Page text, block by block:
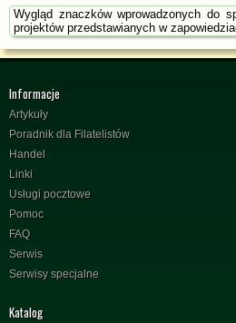
Wygląd znaczków wprowadzonych do
projektów przedstawianych w
Informacje
Artykuły
Poradnik dla Filatelistów
Handel
Linki
Usługi pocztowe
Pomoc
FAQ
Serwis
Serwisy specjalne
Katalog